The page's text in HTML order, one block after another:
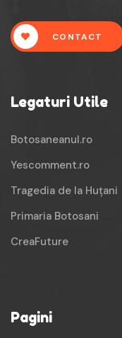
CONTACT
Legaturi Utile
Botosaneanul.ro
Yescomment.ro
Tragedia de la Huțani
Primaria Botosani
CreaFuture
Pagini